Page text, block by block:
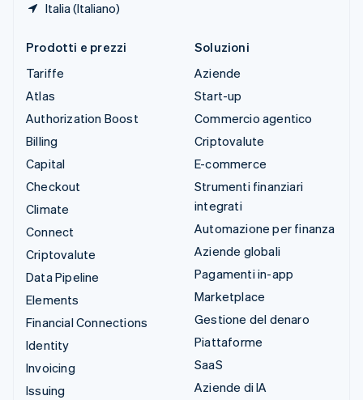
Italia (Italiano)
Prodotti e prezzi
Tariffe
Atlas
Authorization Boost
Billing
Capital
Checkout
Climate
Connect
Criptovalute
Data Pipeline
Elements
Financial Connections
Identity
Invoicing
Issuing
Soluzioni
Aziende
Start-up
Commercio agentico
Criptovalute
E-commerce
Strumenti finanziari
integrati
Automazione per finanza
Aziende globali
Pagamenti in-app
Marketplace
Gestione del denaro
Piattaforme
SaaS
Aziende di IA